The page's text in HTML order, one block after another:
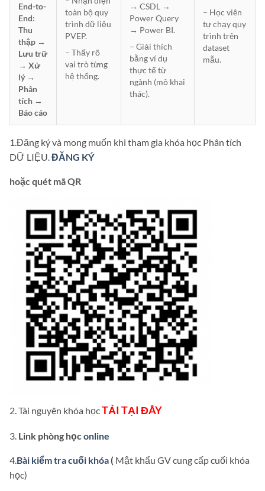
End-to-
End:
Thu
thập →
Lưu trữ
→ Xử
lý →
Phân
tích →
Báo cáo
toàn bộ quy
trình dữ liệu
PVEP.
– Thấy rõ
vai trò từng
hệ thống.
→ CSDL →
Power Query
→ Power BI.
– Giải thích
bằng ví dụ
thực tế từ
ngành (mỏ khai
thác).
– Học viên
tự chạy quy
trình trên
dataset
mẫu.
1.Đăng ký và mong muốn khi tham gia khóa học Phân tích
DỮ LIỆU.ĐĂNG KÝ
hoặc quét mã QR
2. Tài nguyên khóa họcTẢI TẠI ĐÂY
3. Link phòng họconline
4.Bài kiểm tra cuối khóa ( Mật khẩu GV cung cấp cuối khóa
học)